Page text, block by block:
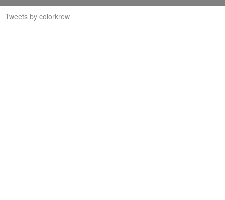
Tweets by colorkrew